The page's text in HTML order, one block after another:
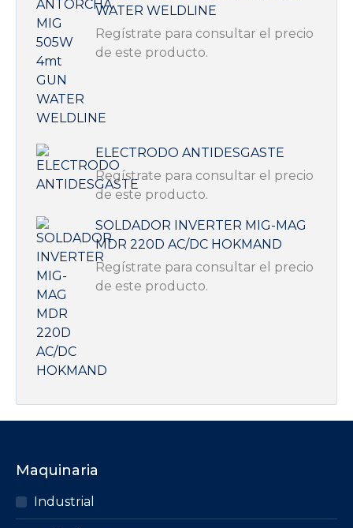
WATER WELDLINE
Regístrate para consultar el precio
de este producto.
ELECTRODO ANTIDESGASTE
Regístrate para consultar el precio
de este producto.
SOLDADOR INVERTER MIG-MAG
MDR 220D AC/DC HOKMAND
Regístrate para consultar el precio
de este producto.
Maquinaria
Industrial